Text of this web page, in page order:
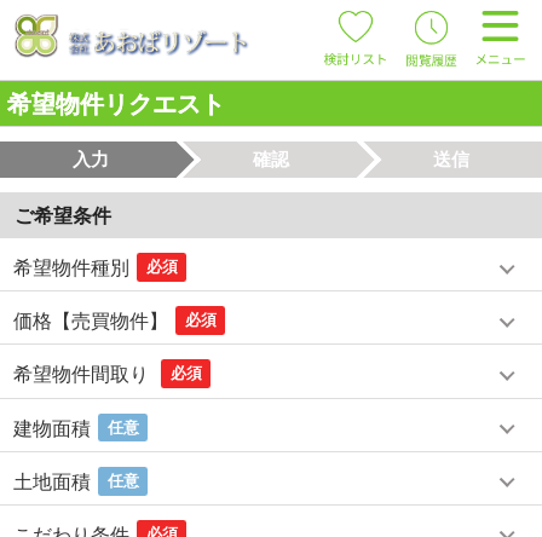
希望物件リクエスト
入力 確認 送信
ご希望条件
希望物件種別 必須
価格【売買物件】 必須
希望物件間取り 必須
建物面積 任意
土地面積 任意